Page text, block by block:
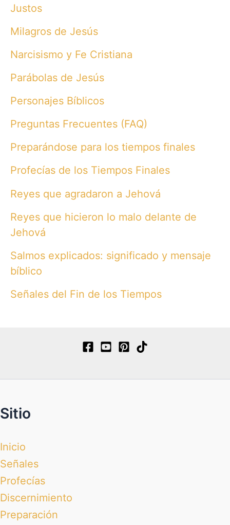
Justos
Milagros de Jesús
Narcisismo y Fe Cristiana
Parábolas de Jesús
Personajes Bíblicos
Preguntas Frecuentes (FAQ)
Preparándose para los tiempos finales
Profecías de los Tiempos Finales
Reyes que agradaron a Jehová
Reyes que hicieron lo malo delante de
Jehová
Salmos explicados: significado y mensaje
bíblico
Señales del Fin de los Tiempos
Sitio
Inicio
Señales
Profecías
Discernimiento
Preparación